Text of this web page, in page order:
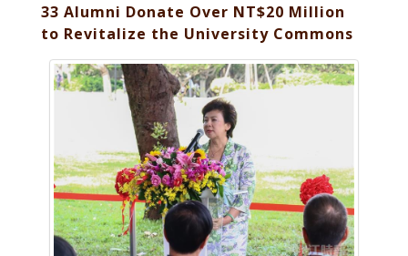
33 Alumni Donate Over NT$20 Million
to Revitalize the University Commons